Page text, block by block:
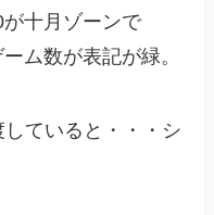
十月ゾーンで
ム数が表記が緑。
ていると・・・シ